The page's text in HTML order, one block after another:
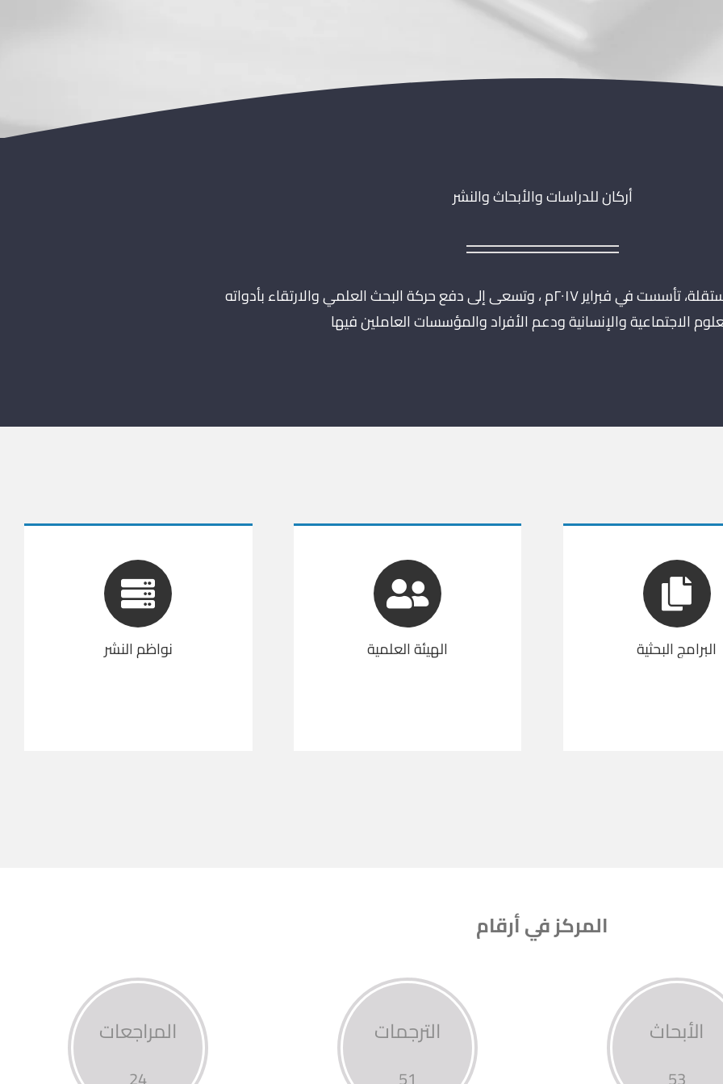
أركان للدراسات والأبحاث والنشر
مؤسسة بحثية فكرية مستقلة، تأسست في فبراير ٢٠١٧م ، وتسعى إلى دفع حركة البحث العلمي والارتقاء بأدواته
الاجتماعية والإنسانية ودعم الأفراد والمؤسسات العاملين فيها
البرامج البحثية الهيئة العلمية نواظم النشر
المركز في أرقام
الأبحاث الترجمات المراجعات